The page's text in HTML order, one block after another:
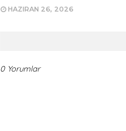
HAZIRAN 26, 2026
0 Yorumlar